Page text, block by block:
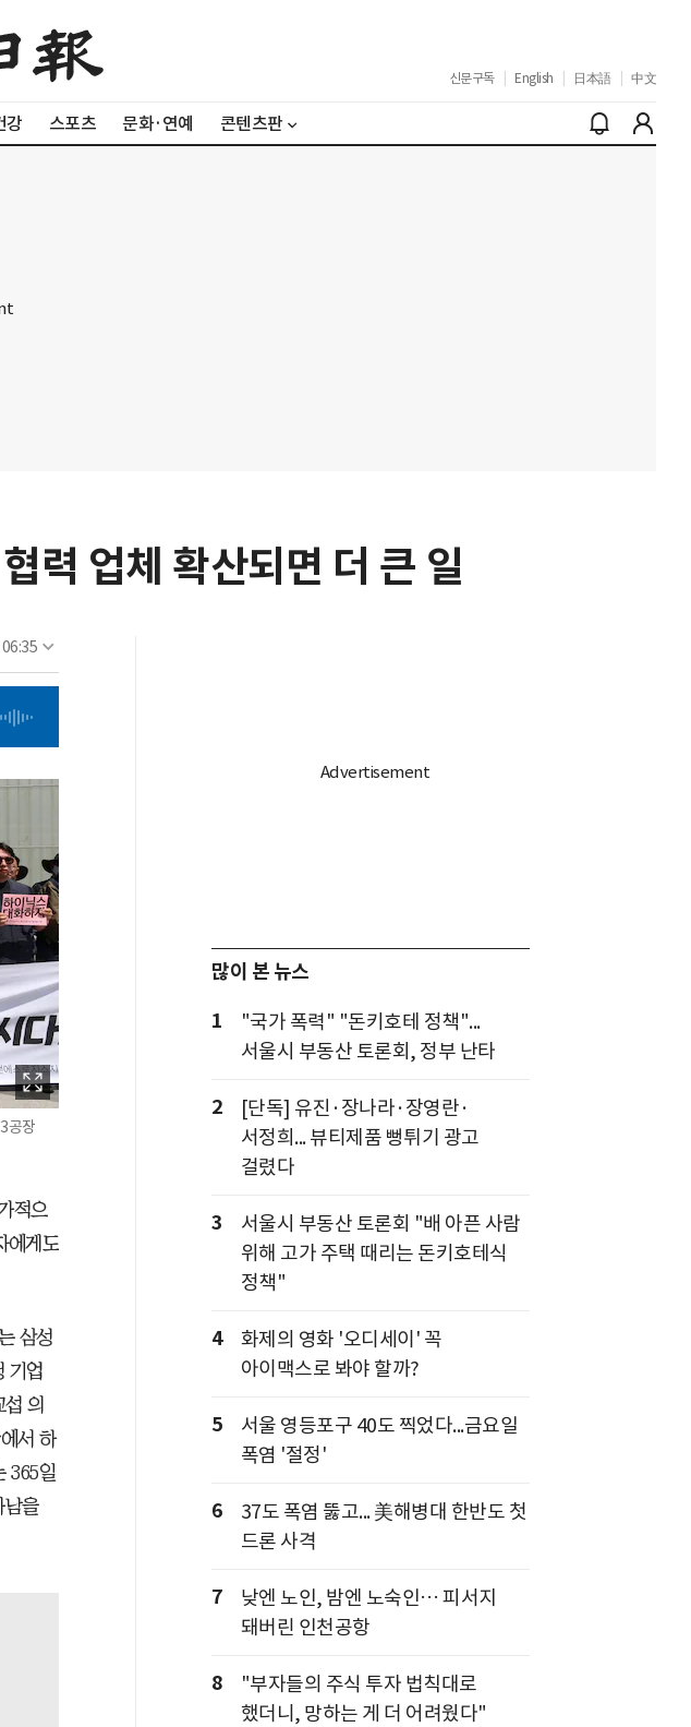
신문구독 English 日本語 中文
강 스포츠 문화·연예 콘텐츠판
력 업체 확산되면 더 큰 일
공장
적으
에게도
삼성
기업
의
서 하
365일
남을
많이 본 뉴스
1
"국가 폭력" "돈키호테 정책"...
서울시 부동산 토론회, 정부 난타
2
[단독] 유진·장나라·장영란·
서정희... 뷰티제품 뻥튀기 광고
걸렸다
3
서울시 부동산 토론회 "배 아픈 사람
위해 고가 주택 때리는 돈키호테식
정책"
4
화제의 영화 '오디세이' 꼭
아이맥스로 봐야 할까?
5
서울 영등포구 40도 찍었다...금요일
폭염 '절정'
6
37도 폭염 뚫고... 美해병대 한반도 첫
드론 사격
7
낮엔 노인, 밤엔 노숙인… 피서지
돼버린 인천공항
8
"부자들의 주식 투자 법칙대로
했더니, 망하는 게 더 어려웠다"